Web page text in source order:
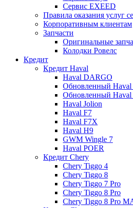
Сервис EXEED
Правила оказания услуг
Корпоративным клиентам
Запчасти
Оригинальные
Колодки Ровелс
Кредит
Кредит Haval
Haval DARGO
Обновленный Haval
Обновленный Haval
Haval Jolion
Haval F7
Haval F7X
Haval H9
GWM Wingle 7
Haval POER
Кредит Chery
Chery Tiggo 4
Chery Tiggo 8
Chery Tiggo 7 Pro
Chery Tiggo 8 Pro
Chery Tiggo 8 Pro